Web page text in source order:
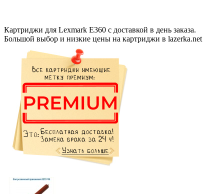
Картриджи для Lexmark E360 с доставкой в день заказа.
Большой выбор и низкие цены на картриджи в lazerka.net